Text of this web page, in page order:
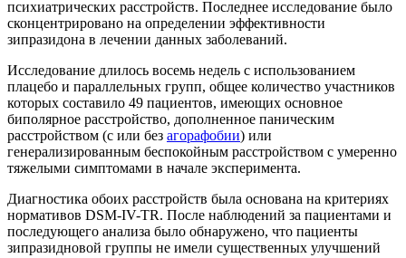
психиатрических расстройств. Последнее исследование было
сконцентрировано на определении эффективности
зипразидона в лечении данных заболеваний.
Исследование длилось восемь недель с использованием
плацебо и параллельных групп, общее количество участников
которых составило 49 пациентов, имеющих основное
биполярное расстройство, дополненное паническим
расстройством (с или без агорафобии) или
генерализированным беспокойным расстройством с умеренно
тяжелыми симптомами в начале эксперимента.
Диагностика обоих расстройств была основана на критериях
нормативов DSM-IV-TR. После наблюдений за пациентами и
последующего анализа было обнаружено, что пациенты
зипразидновой группы не имели существенных улучшений